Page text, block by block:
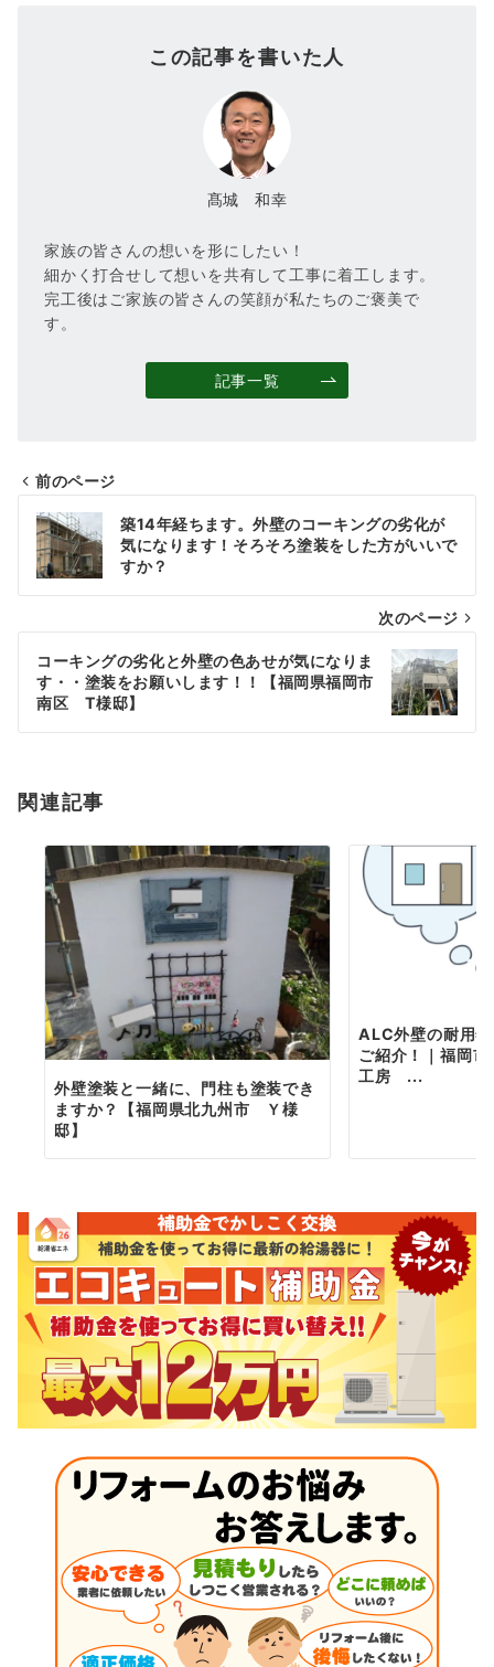
この記事を書いた人
髙城 和幸
家族の皆さんの想いを形にしたい！
細かく打合せして想いを共有して工事に着工します。
完工後はご家族の皆さんの笑顔が私たちのご褒美で
す。
記事一覧
投
稿
ナ
ビ
ゲ
ー
シ
ン
前のページ
築14年経ちます。外壁のコーキングの劣化が
気になります！そろそろ塗装をした方がいいで
すか？
次のページ
コーキングの劣化と外壁の色あせが気になりま
す・・塗装をお願いします！！【福岡県福岡市
南区 T様邸】
関連記事
外壁塗装と一緒に、門柱も塗装でき
ますか？【福岡県北九州市 Ｙ様
邸】
ALC外壁の耐用
ご紹介！｜福岡
工房 ...